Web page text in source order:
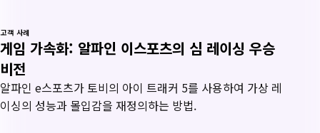
고객 사례
게임 가속화: 알파인 이스포츠의 심 레이싱 우승
비전
알파인 e스포츠가 토비의 아이 트래커 5를 사용하여 가상 레
이싱의 성능과 몰입감을 재정의하는 방법.